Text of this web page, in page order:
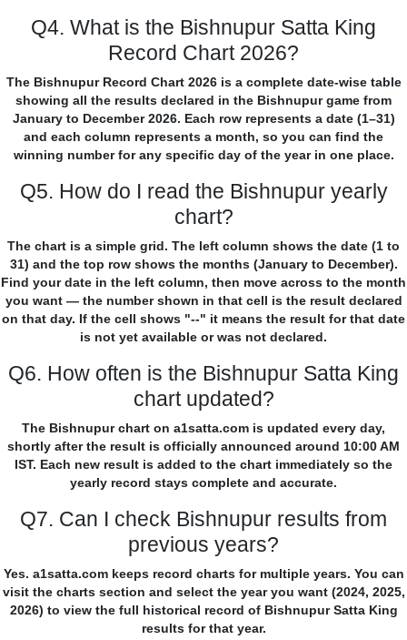
Q4. What is the Bishnupur Satta King
Record Chart 2026?
The Bishnupur Record Chart 2026 is a complete date-wise table
showing all the results declared in the Bishnupur game from
January to December 2026. Each row represents a date (1–31)
and each column represents a month, so you can find the
winning number for any specific day of the year in one place.
Q5. How do I read the Bishnupur yearly
chart?
The chart is a simple grid. The left column shows the date (1 to
31) and the top row shows the months (January to December).
Find your date in the left column, then move across to the month
you want — the number shown in that cell is the result declared
on that day. If the cell shows "--" it means the result for that date
is not yet available or was not declared.
Q6. How often is the Bishnupur Satta King
chart updated?
The Bishnupur chart on a1satta.com is updated every day,
shortly after the result is officially announced around 10:00 AM
IST. Each new result is added to the chart immediately so the
yearly record stays complete and accurate.
Q7. Can I check Bishnupur results from
previous years?
Yes. a1satta.com keeps record charts for multiple years. You can
visit the charts section and select the year you want (2024, 2025,
2026) to view the full historical record of Bishnupur Satta King
results for that year.